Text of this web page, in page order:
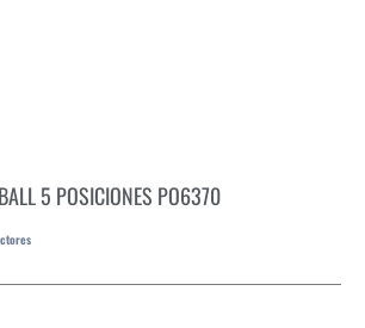
5 POSICIONES PO6370